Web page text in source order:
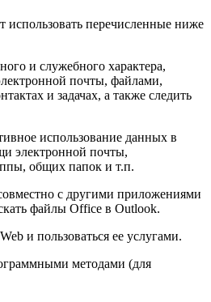
использовать перечисленные ниже
и служебного характера,
почты, файлами,
и задачах, а также следить
использование данных в
электронной почты,
общих папок и т.п.
с другими приложениями
файлы Office в Outlook.
и пользоваться ее услугами.
методами (для